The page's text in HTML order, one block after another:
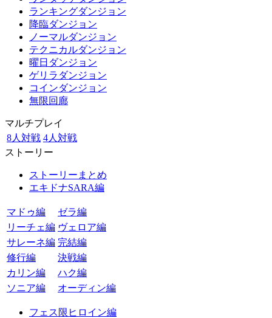
ランキングダンジョン
降臨ダンジョン
ノーマルダンジョン
テクニカルダンジョン
曜日ダンジョン
ゲリラダンジョン
コインダンジョン
無限回廊
マルチプレイ
8人対戦 4人対戦
ストーリー
ストーリーまとめ
エキドナSARA編
マドゥ編
ゼラ編
リーチェ編 ヴェロア編
サレーネ編 完結編
修行編
決戦編
カリン編
ハク編
ソニア編
オーディン編
フェス限ヒロイン編